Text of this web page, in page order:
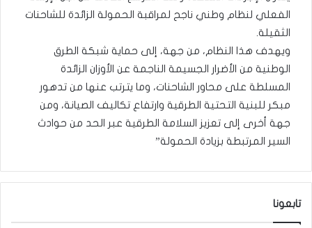
الفعلي لنظام وطني ناجح لمراقبة الحمولة الزائدة للشاحنات
الثقيلة.
ويهدف هذا النظام، من جهة، إلى حماية شبكة الطرق
الوطنية من الأضرار الجسيمة الناجمة عن الأوزان الزائدة
المسلطة على محاور الشاحنات، وما يترتب عنها من تدهور
مبكر للبنية التحتية الطرقية وارتفاع تكاليف الصيانة، ومن
جهة أخرى إلى تعزيز السلامة الطرقية عبر الحد من حوادث
السير المرتبطة بزيادة الحمولة”
تابعونا